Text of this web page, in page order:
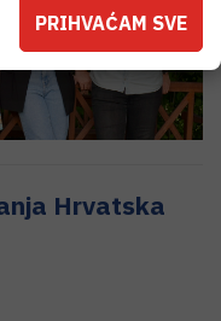
Hrvatska
PRIHVAĆAM SVE